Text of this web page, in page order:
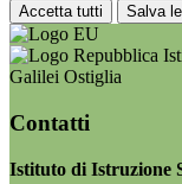
Accetta tutti Salva
Galilei Ostiglia
Contatti
Istituto di Istruzione